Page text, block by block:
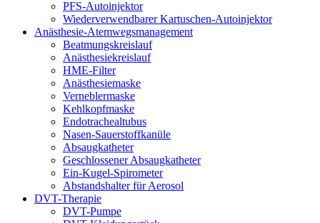
PFS-Autoinjektor
Wiederverwendbarer Kartuschen-Autoinjektor
Anästhesie-Atemwegsmanagement
Beatmungskreislauf
Anästhesiekreislauf
HME-Filter
Anästhesiemaske
Verneblermaske
Kehlkopfmaske
Endotrachealtubus
Nasen-Sauerstoffkanüle
Absaugkatheter
Geschlossener Absaugkatheter
Ein-Kugel-Spirometer
Abstandshalter für Aerosol
DVT-Therapie
DVT-Pumpe